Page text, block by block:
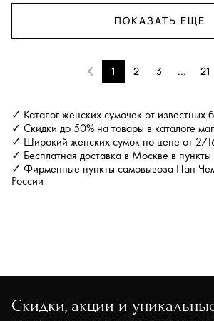
ПОКАЗАТЬ ЕЩЕ
1 2 3 ... 21
✓ Каталог женских сумочек от известных
✓ Скидки до 50% на товары в каталоге
✓ Широкий женских сумок по цене от
✓ Бесплатная доставка в Москве в пункты
✓ Фирменные пункты самовывоза Пан
России
Скидки, акции и